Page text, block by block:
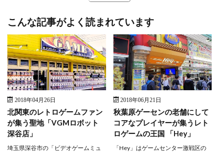
こんな記事がよく読まれています
2018年04月26日
北関東のレトロゲームファン
が集う聖地「VGMロボット
深谷店」
埼玉県深谷市の「ビデオゲームミュ
2018年06月21日
秋葉原ゲーセンの老舗にして
コアなプレイヤーが集うレト
ロゲームの王国 「Hey」
「Hey」はゲームセンター激戦区の